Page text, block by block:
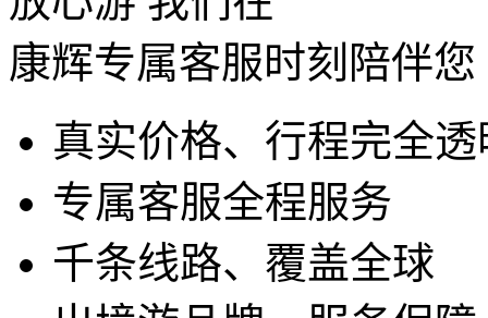
康辉专属客服时刻陪伴您
真实价格、行程完全透
专属客服全程服务
千条线路、覆盖全球